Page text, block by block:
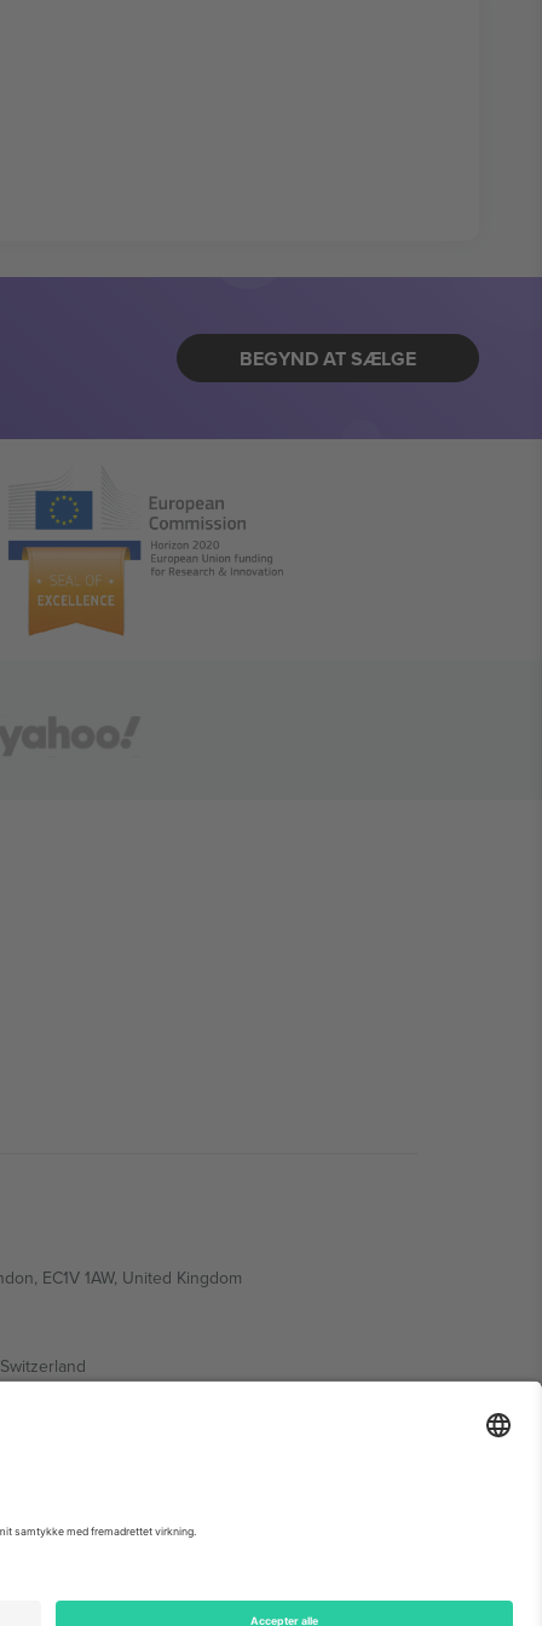
BEGYND AT SÆLGE
EC1V 1AW, United Kingdom